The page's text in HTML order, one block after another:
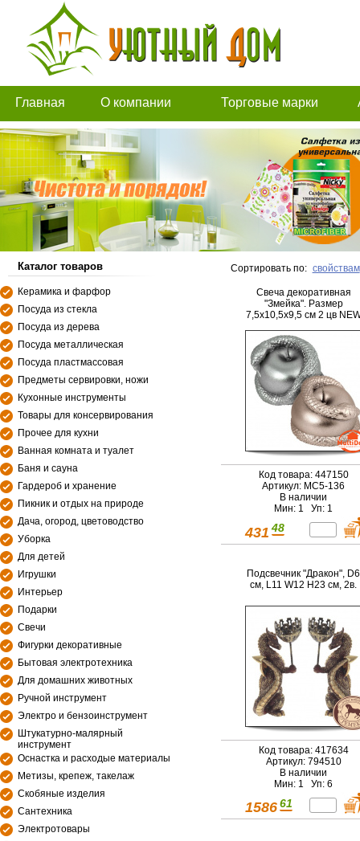
Главная О компании Торговые марки
Каталог товаров
Керамика и фарфор
Посуда из стекла
Посуда из дерева
Посуда металлическая
Посуда пластмассовая
Предметы сервировки, ножи
Кухонные инструменты
Товары для консервирования
Прочее для кухни
Ванная комната и туалет
Баня и сауна
Гардероб и хранение
Пикник и отдых на природе
Дача, огород, цветоводство
Уборка
Для детей
Игрушки
Интерьер
Подарки
Свечи
Фигурки декоративные
Бытовая электротехника
Для домашних животных
Ручной инструмент
Электро и бензоинструмент
Штукатурно-малярный
инструмент
Оснастка и расходые материалы
Метизы, крепеж, такелаж
Скобяные изделия
Сантехника
Электротовары
Сортировать по: свойствам
Свеча декоративная
"Змейка". Размер
7,5х10,5х9,5 см 2 цв
Код товара: 447150
Артикул: МС5-136
В наличии
Мин: 1 Уп: 1
431 48
Подсвечник "Дракон", D6
см, L11 W12 H23 см, 2в.
Код товара: 417634
Артикул: 794510
В наличии
Мин: 1 Уп: 6
1586 61